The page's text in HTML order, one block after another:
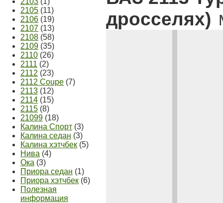
2105 (11)
2106 (19)
2107 (13)
2108 (58)
2109 (35)
2110 (26)
2111 (2)
2112 (23)
2112 Coupe (7)
2113 (12)
2114 (15)
2115 (8)
21099 (18)
Калина Спорт (3)
Калина седан (3)
Калина хэтчбек (5)
Нива (4)
Ока (3)
Приора седан (1)
Приора хэтчбек (6)
Полезная
информация
дросселях)